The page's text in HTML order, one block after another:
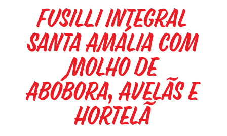
Fusilli Integral
Santa Amália com
Molho de
Abóbora, Avelãs e
Hortelã